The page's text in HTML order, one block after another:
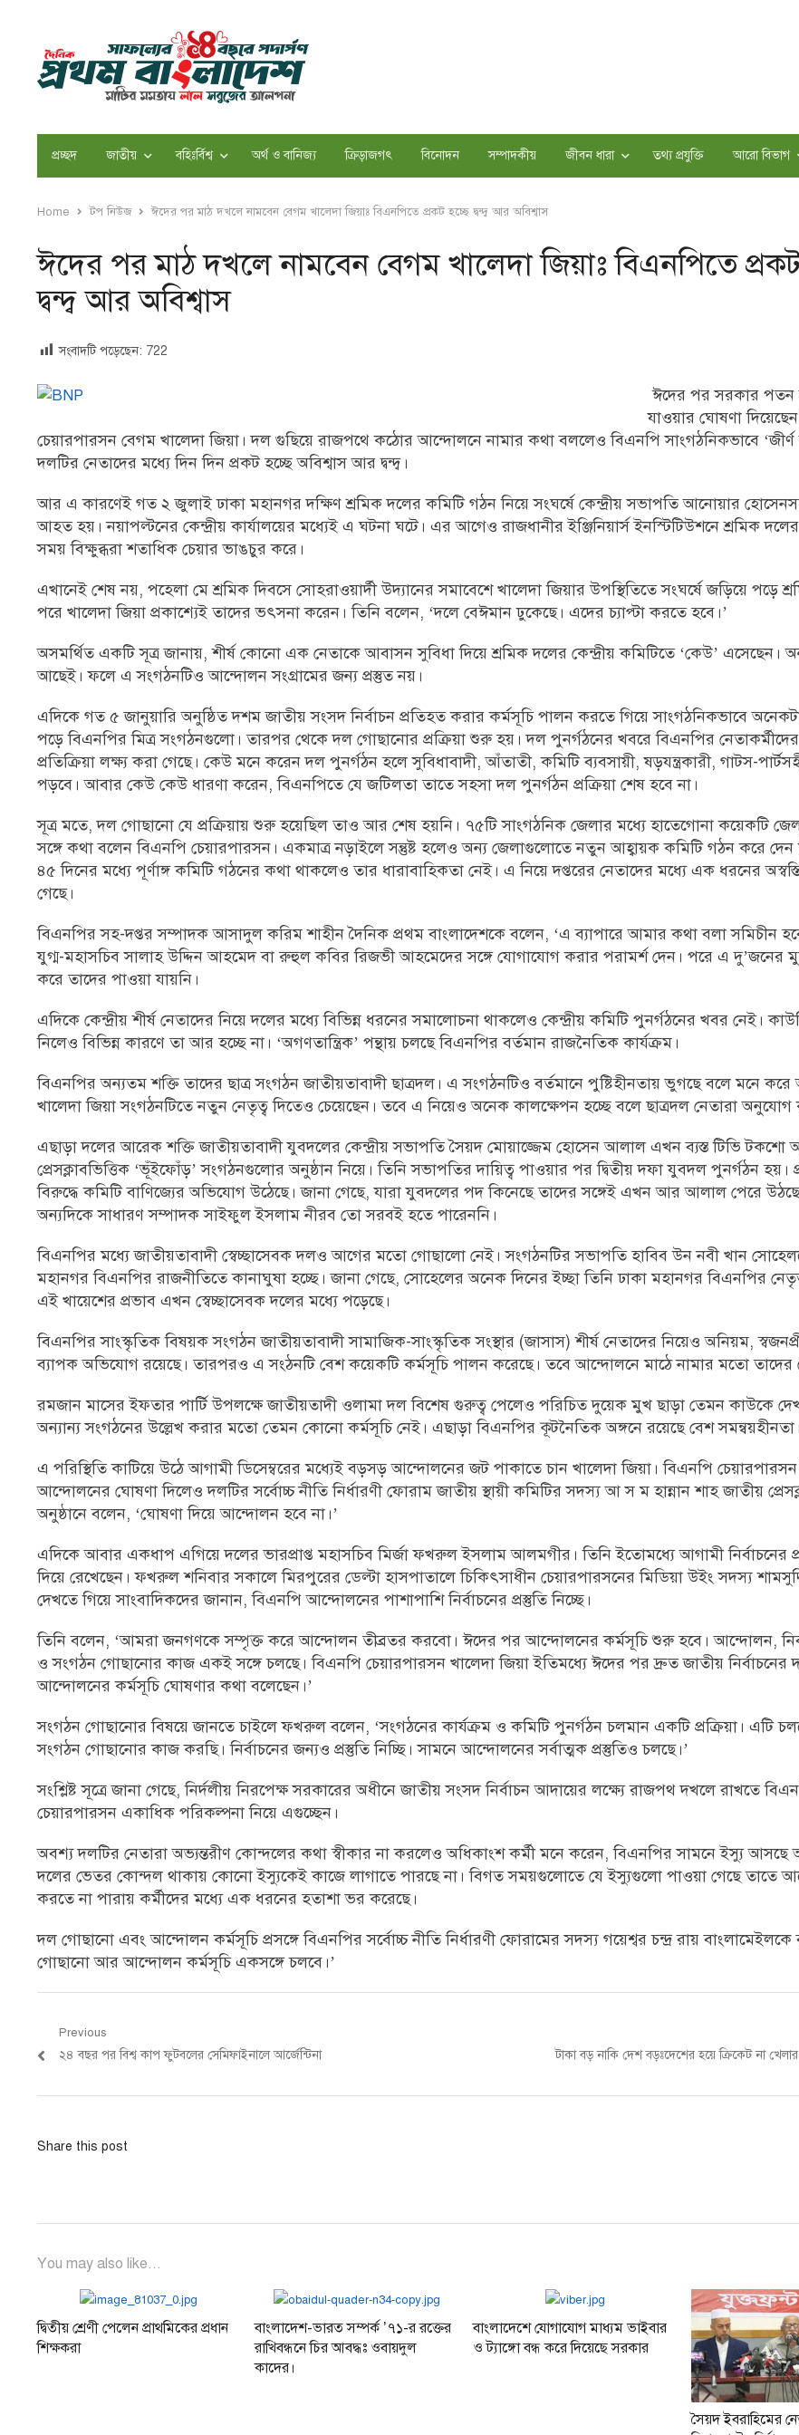
প্রচ্ছদ জাতীয় বহিঃর্বিশ্ব অর্থ ও বানিজ্য ক্রিড়াজগৎ বিনোদন সম্পাদকীয় জীবন ধারা তথ্য প্রযুক্তি আরো বিভাগ
Home টপ নিউজ ঈদের পর মাঠ দখলে নামবেন বেগম খালেদা জিয়াঃ বিএনপিতে প্রকট হচ্ছে দ্বন্দ্ব আর অবিশ্বাস
ঈদের পর মাঠ দখলে নামবেন বেগম খালেদা জিয়াঃ বিএনপিতে
দ্বন্দ্ব আর অবিশ্বাস
সংবাদটি পড়েছেন: 722
ঈদের পর সরকার পতন
যাওয়ার ঘোষণা
চেয়ারপারসন বেগম খালেদা জিয়া। দল গুছিয়ে রাজপথে কঠোর আন্দোলনে নামার কথা বললেও বিএনপি সাংগঠনিকভাবে ‘জীর্ণ
দলটির নেতাদের মধ্যে দিন দিন প্রকট হচ্ছে অবিশ্বাস আর দ্বন্দ্ব।
আর এ কারণেই গত ২ জুলাই ঢাকা মহানগর দক্ষিণ শ্রমিক দলের কমিটি গঠন নিয়ে সংঘর্ষে কেন্দ্রীয় সভাপতি আনোয়ার
আহত হয়। নয়াপল্টনের কেন্দ্রীয় কার্যালয়ের মধ্যেই এ ঘটনা ঘটে। এর আগেও রাজধানীর ইঞ্জিনিয়ার্স ইনস্টিটিউশনে শ্রমিক
সময় বিক্ষুব্ধরা শতাধিক চেয়ার ভাঙচুর করে।
এখানেই শেষ নয়, পহেলা মে শ্রমিক দিবসে সোহরাওয়ার্দী উদ্যানের সমাবেশে খালেদা জিয়ার উপস্থিতিতে সংঘর্ষে জড়িয়ে পড়ে
পরে খালেদা জিয়া প্রকাশ্যেই তাদের ভৎসনা করেন। তিনি বলেন, ‘দলে বেঈমান ঢুকেছে। এদের চ্যাপ্টা করতে হবে।’
অসমর্থিত একটি সূত্র জানায়, শীর্ষ কোনো এক নেতাকে আবাসন সুবিধা দিয়ে শ্রমিক দলের কেন্দ্রীয় কমিটিতে ‘কেউ’ এসেছেন।
আছেই। ফলে এ সংগঠনটিও আন্দোলন সংগ্রামের জন্য প্রস্তুত নয়।
এদিকে গত ৫ জানুয়ারি অনুষ্ঠিত দশম জাতীয় সংসদ নির্বাচন প্রতিহত করার কর্মসূচি পালন করতে গিয়ে সাংগঠনিকভাবে অনেকটা
পড়ে বিএনপির মিত্র সংগঠনগুলো। তারপর থেকে দল গোছানোর প্রক্রিয়া শুরু হয়। দল পুনর্গঠনের খবরে বিএনপির নেতাকর্মীদের
প্রতিক্রিয়া লক্ষ্য করা গেছে। কেউ মনে করেন দল পুনর্গঠন হলে সুবিধাবাদী, আঁতাতী, কমিটি ব্যবসায়ী, ষড়যন্ত্রকারী, গাটস-
পড়বে। আবার কেউ কেউ ধারণা করেন, বিএনপিতে যে জটিলতা তাতে সহসা দল পুনর্গঠন প্রক্রিয়া শেষ হবে না।
সূত্র মতে, দল গোছানো যে প্রক্রিয়ায় শুরু হয়েছিল তাও আর শেষ হয়নি। ৭৫টি সাংগঠনিক জেলার মধ্যে হাতেগোনা কয়েকটি
সঙ্গে কথা বলেন বিএনপি চেয়ারপারসন। একমাত্র নড়াইলে সন্তুষ্ট হলেও অন্য জেলাগুলোতে নতুন আহ্বায়ক কমিটি গঠন করে দেন
৪৫ দিনের মধ্যে পূর্ণাঙ্গ কমিটি গঠনের কথা থাকলেও তার ধারাবাহিকতা নেই। এ নিয়ে দপ্তরের নেতাদের মধ্যে এক ধরনের
গেছে।
বিএনপির সহ-দপ্তর সম্পাদক আসাদুল করিম শাহীন দৈনিক প্রথম বাংলাদেশকে বলেন, ‘এ ব্যাপারে আমার কথা বলা সমিচীন
যুগ্ম-মহাসচিব সালাহ উদ্দিন আহমেদ বা রুহুল কবির রিজভী আহমেদের সঙ্গে যোগাযোগ করার পরামর্শ দেন। পরে এ
করে তাদের পাওয়া যায়নি।
এদিকে কেন্দ্রীয় শীর্ষ নেতাদের নিয়ে দলের মধ্যে বিভিন্ন ধরনের সমালোচনা থাকলেও কেন্দ্রীয় কমিটি পুনর্গঠনের খবর নেই।
নিলেও বিভিন্ন কারণে তা আর হচ্ছে না। ‘অগণতান্ত্রিক’ পন্থায় চলছে বিএনপির বর্তমান রাজনৈতিক কার্যক্রম।
বিএনপির অন্যতম শক্তি তাদের ছাত্র সংগঠন জাতীয়তাবাদী ছাত্রদল। এ সংগঠনটিও বর্তমানে পুষ্টিহীনতায় ভুগছে বলে মনে
খালেদা জিয়া সংগঠনটিতে নতুন নেতৃত্ব দিতেও চেয়েছেন। তবে এ নিয়েও অনেক কালক্ষেপন হচ্ছে বলে ছাত্রদল নেতারা অনুযোগ
এছাড়া দলের আরেক শক্তি জাতীয়তাবাদী যুবদলের কেন্দ্রীয় সভাপতি সৈয়দ মোয়াজ্জেম হোসেন আলাল এখন ব্যস্ত টিভি টকশো
প্রেসক্লাবভিত্তিক ‘ভূঁইফোঁড়’ সংগঠনগুলোর অনুষ্ঠান নিয়ে। তিনি সভাপতির দায়িত্ব পাওয়ার পর দ্বিতীয় দফা যুবদল পুনর্গঠন হয়।
বিরুদ্ধে কমিটি বাণিজ্যের অভিযোগ উঠেছে। জানা গেছে, যারা যুবদলের পদ কিনেছে তাদের সঙ্গেই এখন আর আলাল পেরে
অন্যদিকে সাধারণ সম্পাদক সাইফুল ইসলাম নীরব তো সরবই হতে পারেননি।
বিএনপির মধ্যে জাতীয়তাবাদী স্বেচ্ছাসেবক দলও আগের মতো গোছালো নেই। সংগঠনটির সভাপতি হাবিব উন নবী খান
মহানগর বিএনপির রাজনীতিতে কানাঘুষা হচ্ছে। জানা গেছে, সোহেলের অনেক দিনের ইচ্ছা তিনি ঢাকা মহানগর বিএনপির
এই খায়েশের প্রভাব এখন স্বেচ্ছাসেবক দলের মধ্যে পড়েছে।
বিএনপির সাংস্কৃতিক বিষয়ক সংগঠন জাতীয়তাবাদী সামাজিক-সাংস্কৃতিক সংস্থার (জাসাস) শীর্ষ নেতাদের নিয়েও অনিয়ম,
ব্যাপক অভিযোগ রয়েছে। তারপরও এ সংঠনটি বেশ কয়েকটি কর্মসূচি পালন করেছে। তবে আন্দোলনে মাঠে নামার মতো তাদের
রমজান মাসের ইফতার পার্টি উপলক্ষে জাতীয়তাদী ওলামা দল বিশেষ গুরুত্ব পেলেও পরিচিত দুয়েক মুখ ছাড়া তেমন কাউকে
অন্যান্য সংগঠনের উল্লেখ করার মতো তেমন কোনো কর্মসূচি নেই। এছাড়া বিএনপির কূটনৈতিক অঙ্গনে রয়েছে বেশ সমন্বয়হীনতা।
এ পরিস্থিতি কাটিয়ে উঠে আগামী ডিসেম্বরের মধ্যেই বড়সড় আন্দোলনের জট পাকাতে চান খালেদা জিয়া। বিএনপি
আন্দোলনের ঘোষণা দিলেও দলটির সর্বোচ্চ নীতি নির্ধারণী ফোরাম জাতীয় স্থায়ী কমিটির সদস্য আ স ম হান্নান শাহ জাতীয়
অনুষ্ঠানে বলেন, ‘ঘোষণা দিয়ে আন্দোলন হবে না।’
এদিকে আবার একধাপ এগিয়ে দলের ভারপ্রাপ্ত মহাসচিব মির্জা ফখরুল ইসলাম আলমগীর। তিনি ইতোমধ্যে আগামী নির্বাচনের
দিয়ে রেখেছেন। ফখরুল শনিবার সকালে মিরপুরের ডেল্টা হাসপাতালে চিকিৎসাধীন চেয়ারপারসনের মিডিয়া উইং সদস্য
দেখতে গিয়ে সাংবাদিকদের জানান, বিএনপি আন্দোলনের পাশাপাশি নির্বাচনের প্রস্তুতি নিচ্ছে।
তিনি বলেন, ‘আমরা জনগণকে সম্পৃক্ত করে আন্দোলন তীব্রতর করবো। ঈদের পর আন্দোলনের কর্মসূচি শুরু হবে। আন্দোলন,
ও সংগঠন গোছানোর কাজ একই সঙ্গে চলছে। বিএনপি চেয়ারপারসন খালেদা জিয়া ইতিমধ্যে ঈদের পর দ্রুত জাতীয় নির্বাচনের
আন্দোলনের কর্মসূচি ঘোষণার কথা বলেছেন।’
সংগঠন গোছানোর বিষয়ে জানতে চাইলে ফখরুল বলেন, ‘সংগঠনের কার্যক্রম ও কমিটি পুনর্গঠন চলমান একটি প্রক্রিয়া। এটি
সংগঠন গোছানোর কাজ করছি। নির্বাচনের জন্যও প্রস্তুতি নিচ্ছি। সামনে আন্দোলনের সর্বাত্মক প্রস্তুতিও চলছে।’
সংশ্লিষ্ট সূত্রে জানা গেছে, নির্দলীয় নিরপেক্ষ সরকারের অধীনে জাতীয় সংসদ নির্বাচন আদায়ের লক্ষ্যে রাজপথ দখলে রাখতে
চেয়ারপারসন একাধিক পরিকল্পনা নিয়ে এগুচ্ছেন।
অবশ্য দলটির নেতারা অভ্যন্তরীণ কোন্দলের কথা স্বীকার না করলেও অধিকাংশ কর্মী মনে করেন, বিএনপির সামনে ইস্যু আসছে
দলের ভেতর কোন্দল থাকায় কোনো ইস্যুকেই কাজে লাগাতে পারছে না। বিগত সময়গুলোতে যে ইস্যুগুলো পাওয়া গেছে তাতে
করতে না পারায় কর্মীদের মধ্যে এক ধরনের হতাশা ভর করেছে।
দল গোছানো এবং আন্দোলন কর্মসূচি প্রসঙ্গে বিএনপির সর্বোচ্চ নীতি নির্ধারণী ফোরামের সদস্য গয়েশ্বর চন্দ্র রায়
গোছানো আর আন্দোলন কর্মসূচি একসঙ্গে চলবে।’
Post
navigation
Previous
Previous
২৪ বছর পর বিশ্ব কাপ ফুটবলের সেমিফাইনালে আর্জেন্টিনা
Next
টাকা বড় নাকি দেশ বড়ঃদেশের হয়ে ক্রিকেট না
Share this post
You may also like...
দ্বিতীয় শ্রেণী পেলেন প্রাথমিকের প্রধান
শিক্ষকরা
বাংলাদেশ-ভারত সম্পর্ক ’৭১-র রক্তের
রাখিবন্ধনে চির আবদ্ধঃ ওবায়দুল
কাদের।
বাংলাদেশে যোগাযোগ মাধ্যম ভাইবার
ও ট্যাঙ্গো বন্ধ করে দিয়েছে সরকার
সৈয়দ ইবরাহিমের